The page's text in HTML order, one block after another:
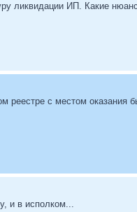
ликвидации ИП. Какие
реестре с местом
и в исполком...